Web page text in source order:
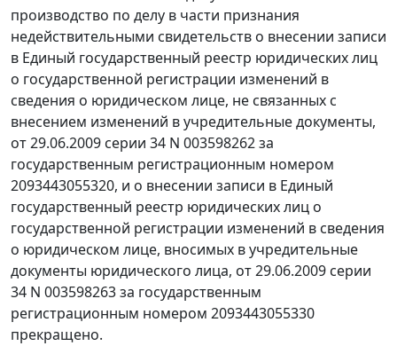
производство по делу в части признания
недействительными свидетельств о внесении записи
в Единый государственный реестр юридических лиц
о государственной регистрации изменений в
сведения о юридическом лице, не связанных с
внесением изменений в учредительные документы,
от 29.06.2009 серии 34 N 003598262 за
государственным регистрационным номером
2093443055320, и о внесении записи в Единый
государственный реестр юридических лиц о
государственной регистрации изменений в сведения
о юридическом лице, вносимых в учредительные
документы юридического лица, от 29.06.2009 серии
34 N 003598263 за государственным
регистрационным номером 2093443055330
прекращено.